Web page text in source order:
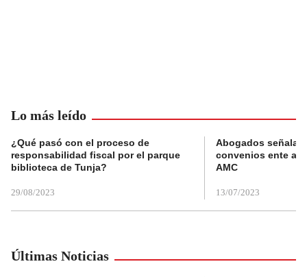
Lo más leído
¿Qué pasó con el proceso de
responsabilidad fiscal por el parque
biblioteca de Tunja?
29/08/2023
Abogados
convenios ente
AMC
13/07/2023
Últimas Noticias